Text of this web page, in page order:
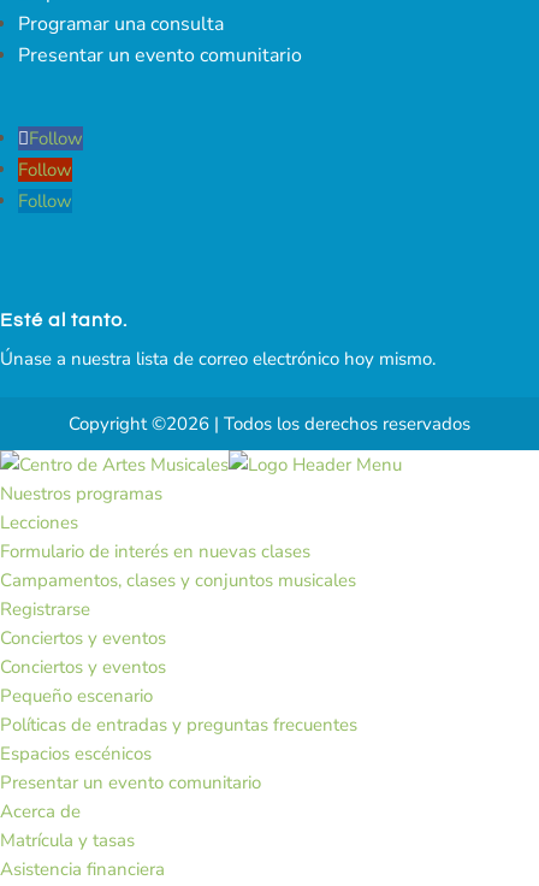
Programar una consulta
Presentar un evento comunitario
Follow
Follow
Follow
Esté al tanto.
Únase a nuestra lista de correo electrónico hoy mismo.
Copyright ©2026 | Todos los derechos reservados
Nuestros programas
Lecciones
Formulario de interés en nuevas clases
Campamentos, clases y conjuntos musicales
Registrarse
Conciertos y eventos
Conciertos y eventos
Pequeño escenario
Políticas de entradas y preguntas frecuentes
Espacios escénicos
Presentar un evento comunitario
Acerca de
Matrícula y tasas
Asistencia financiera